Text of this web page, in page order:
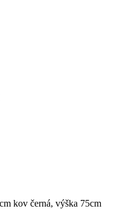
kov černá, výška 75cm